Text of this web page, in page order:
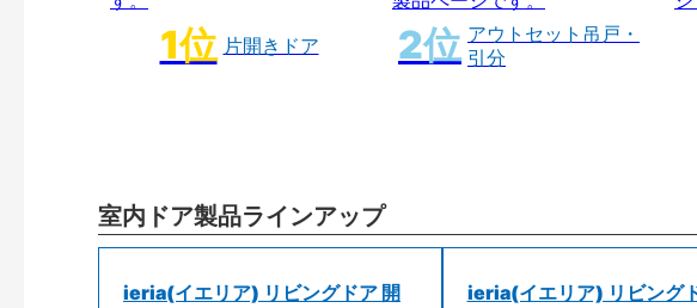
片開きドア
アウトセット吊戸・
引分
室内ドア製品ラインアップ
ieria(イエリア) リビングドア 開
ieria(イエリア) リビング